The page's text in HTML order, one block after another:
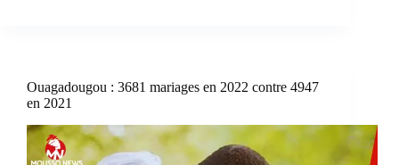
Ouagadougou : 3681 mariages en 2022 contre 4947
en 2021